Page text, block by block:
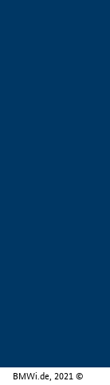
BMWi.de, 2021 ©